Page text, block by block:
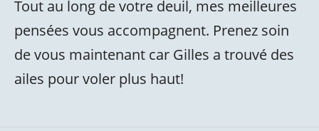
Tout au long de votre deuil, mes meilleures
pensées vous accompagnent. Prenez soin
de vous maintenant car Gilles a trouvé des
ailes pour voler plus haut!